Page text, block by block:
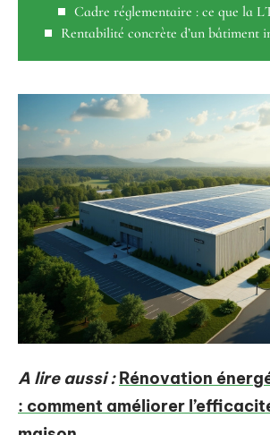
Cadre réglementaire : ce que la
Rentabilité concrète d’un bâtiment
A lire aussi : Rénovation
: comment améliorer